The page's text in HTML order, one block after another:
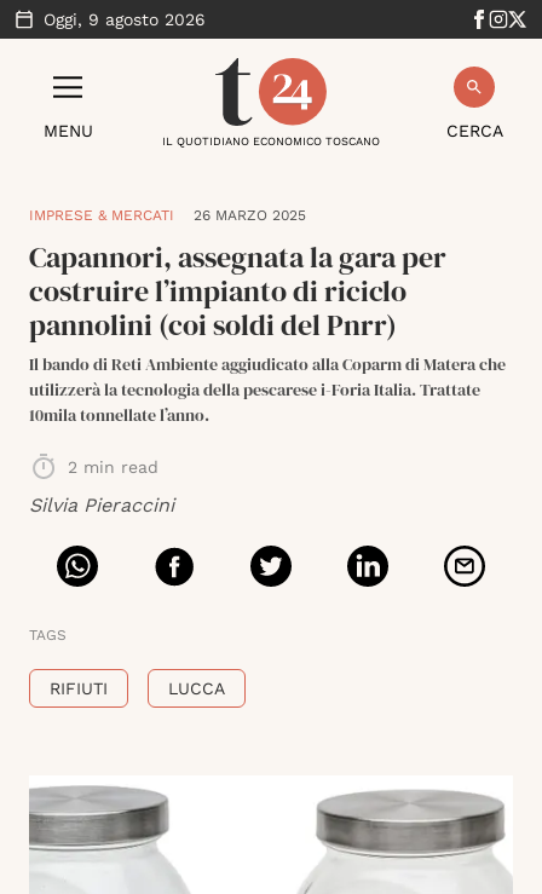
Oggi, 9 agosto 2026
MENU CERCA
IL QUOTIDIANO ECONOMICO TOSCANO
IMPRESE & MERCATI 26 MARZO 2025
Capannori, assegnata la gara per
costruire l’impianto di riciclo
pannolini (coi soldi del Pnrr)
Il bando di Reti Ambiente aggiudicato alla Coparm di Matera che
utilizzerà la tecnologia della pescarese i-Foria Italia. Trattate
10mila tonnellate l’anno.
2 min read
Silvia Pieraccini
TAGS
RIFIUTI LUCCA